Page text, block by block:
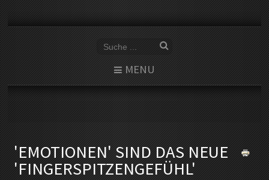
MENU
'EMOTIONEN' SIND DAS NEUE
'FINGERSPITZENGEFÜHL'